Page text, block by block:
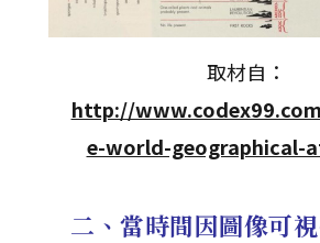
取材自：
http://
e-world-geographical-
二、當時間因圖像可